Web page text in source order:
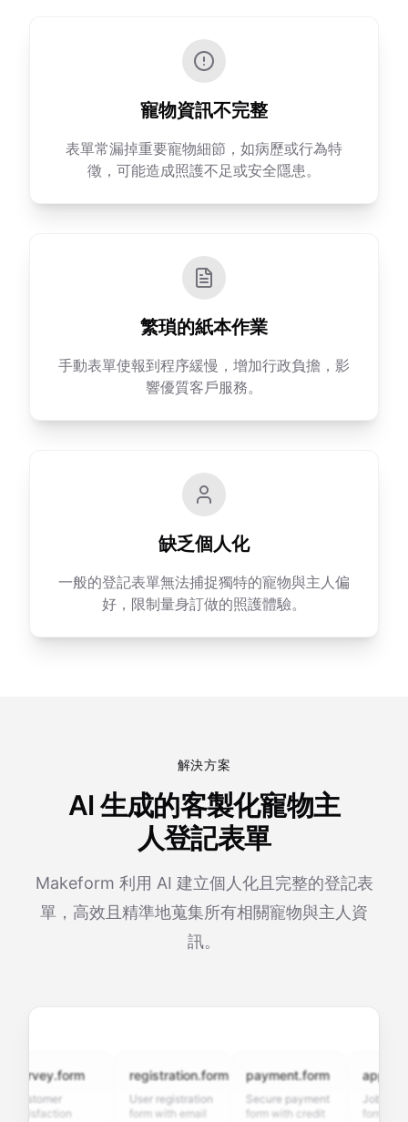
寵物資訊不完整
表單常漏掉重要寵物細節，如病歷或行為特
徵，可能造成照護不足或安全隱患。
繁瑣的紙本作業
手動表單使報到程序緩慢，增加行政負擔，影
響優質客戶服務。
缺乏個人化
一般的登記表單無法捕捉獨特的寵物與主人偏
好，限制量身訂做的照護體驗。
解決方案
AI 生成的客製化寵物主
人登記表單
Makeform 利用 AI 建立個人化且完整的登記表
單，高效且精準地蒐集所有相關寵物與主人資
訊。
registration.form
User registration
form with email
payment.form
Secure payment
form with credit
Job
form with